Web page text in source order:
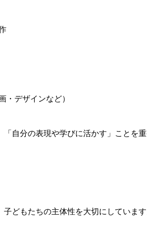
・デザインなど）
「自分の表現や学びに活かす」ことを重
どもたちの主体性を大切にしています